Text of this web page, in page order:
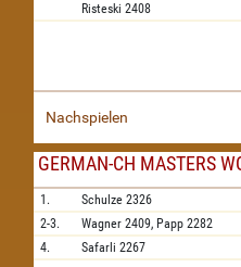
Risteski 2408
Nachspielen
GERMAN-CH MASTERS
1. Schulze 2326
2-3.
Wagner 2409, Papp 2282
4.
Safarli 2267